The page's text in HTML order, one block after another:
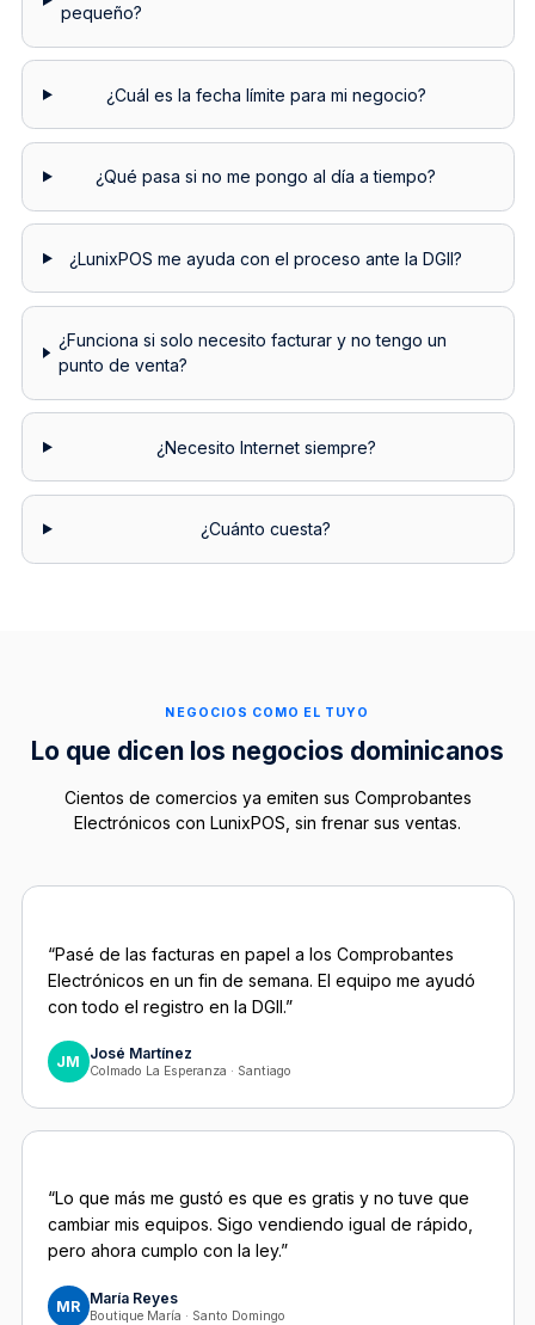
pequeño?
¿Cuál es la fecha límite para mi negocio?
¿Qué pasa si no me pongo al día a tiempo?
¿LunixPOS me ayuda con el proceso ante la DGII?
¿Funciona si solo necesito facturar y no tengo un
punto de venta?
¿Necesito Internet siempre?
¿Cuánto cuesta?
NEGOCIOS COMO EL TUYO
Lo que dicen los negocios dominicanos
Cientos de comercios ya emiten sus Comprobantes
Electrónicos con LunixPOS, sin frenar sus ventas.
“Pasé de las facturas en papel a los Comprobantes
Electrónicos en un fin de semana. El equipo me ayudó
con todo el registro en la DGII.”
JM José Martínez
Colmado La Esperanza · Santiago
“Lo que más me gustó es que es gratis y no tuve que
cambiar mis equipos. Sigo vendiendo igual de rápido,
pero ahora cumplo con la ley.”
MR María Reyes
Boutique María · Santo Domingo